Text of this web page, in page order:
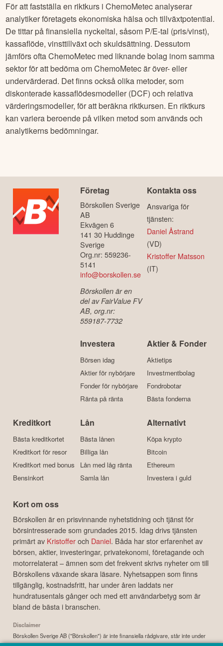
För att fastställa en riktkurs iChemoMetecanalyserar
analytiker företagets ekonomiska hälsa och tillväxtpotential.
De tittar på finansiella nyckeltal, såsom P/E-tal (pris/vinst),
kassaflöde, vinsttillväxt och skuldsättning. Dessutom
jämförs oftaChemoMetec med liknande bolag inom samma
sektor för att bedöma omChemoMetecär över- eller
undervärderad. Det finns också olika metoder, som
diskonterade kassaflödesmodeller (DCF) och relativa
värderingsmodeller, för att beräkna riktkursen. En riktkurs
kan variera beroende på vilken metod som används och
analytikerns bedömningar.
Företag
Börskollen Sverige
AB
Ekvägen 6
141 30 Huddinge
Sverige
Org.nr: 559236-
5141
info@borskollen.se
Börskollen är en
del av FairValue FV
AB, org.nr:
559187-7732
Kontakta oss
Ansvariga för
tjänsten:
Daniel Åstrand
(VD)
Kristoffer Matsson
(IT)
Investera
Börsen idag
Aktier för nybörjare
Fonder för nybörjare
Ränta på ränta
Aktier & Fonder
Aktietips
Investmentbolag
Fondrobotar
Bästa fonderna
Kreditkort
Bästa kreditkortet
Kreditkort för resor
Kreditkort med bonus
Bensinkort
Lån
Bästa lånen
Billiga lån
Lån med låg ränta
Samla lån
Alternativt
Köpa krypto
Bitcoin
Ethereum
Investera i guld
Kort om oss
Börskollen är en prisvinnande nyhetstidning och tjänst för
börsintresserade som grundades 2015. Idag drivs tjänsten
primärt av Kristofferoch Daniel. Båda har stor erfarenhet av
börsen, aktier, investeringar, privatekonomi, företagande och
motorrelaterat – ämnen som det frekvent skrivs nyheter om till
Börskollens växande skara läsare. Nyhetsappen som finns
tillgänglig, kostnadsfritt, har under åren laddats ner
hundratusentals gånger och med ett användarbetyg som är
bland de bästa i branschen.
Disclaimer
Börskollen Sverige AB ("Börskollen") är inte finansiella rådgivare, står inte under